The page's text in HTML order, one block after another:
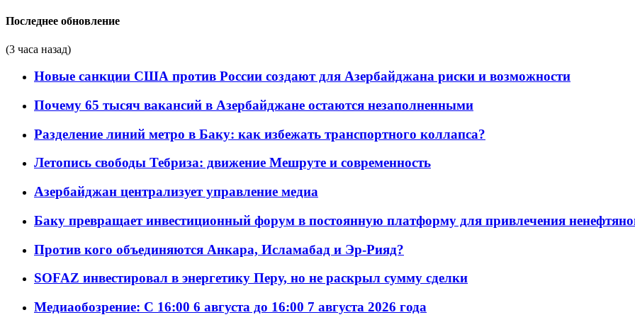
Последнее обновление
(3 часа назад)
Новые санкции США против России создают для Азербайджана риски и возможности
Почему 65 тысяч вакансий в Азербайджане остаются незаполненными
Разделение линий метро в Баку: как избежать транспортного коллапса?
Летопись свободы Тебриза: движение Мешруте и современность
Азербайджан централизует управление медиа
Баку превращает инвестиционный форум в постоянную платформу для привлечения
Против кого объединяются Анкара, Исламабад и Эр-Рияд?
SOFAZ инвестировал в энергетику Перу, но не раскрыл сумму сделки
Медиаобозрение: С 16:00 6 августа до 16:00 7 августа 2026 года